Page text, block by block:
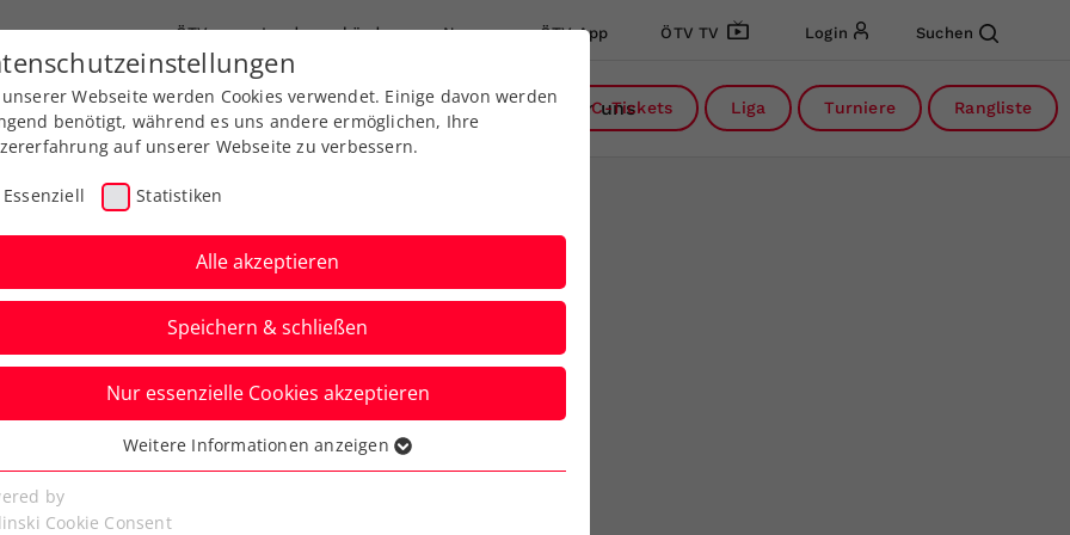
ÖTV Landesverbände News ÖTV App ÖTV TV Login Suchen
Leistungssport Ausbildung Services Über uns
DC-Tickets Liga Turniere Rangliste
Open 2024
Talentproben
Webseite werden Cookies verwendet. Einige davon werden
benötigt, während es uns andere ermöglichen, Ihre
auf unserer Webseite zu verbessern.
Essenziell Statistiken
Alle akzeptieren
Speichern & schließen
Nur essenzielle Cookies akzeptieren
Cookies werden für grundlegende Funktionen der
benötigt. Dadurch ist gewährleistet, dass die Webseite
Weitere Informationen anzeigen
by
Cookie Consent